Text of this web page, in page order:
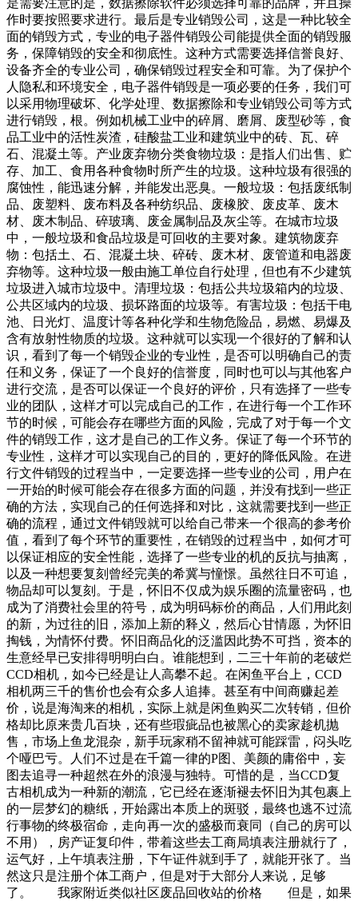
是需要注意的是，数据擦除软件必须选择可靠的品牌，并且操
作时要按照要求进行。最后是专业销毁公司，这是一种比较全
面的销毁方式，专业的电子器件销毁公司能提供全面的销毁服
务，保障销毁的安全和彻底性。这种方式需要选择信誉良好、
设备齐全的专业公司，确保销毁过程安全和可靠。为了保护个
人隐私和环境安全，电子器件销毁是一项必要的任务，我们可
以采用物理破坏、化学处理、数据擦除和专业销毁公司等方式
进行销毁，根。例如机械工业中的碎屑、磨屑、废型砂等，食
品工业中的活性炭渣，硅酸盐工业和建筑业中的砖、瓦、碎
石、混凝土等。产业废弃物分类食物垃圾：是指人们出售、贮
存、加工、食用各种食物时所产生的垃圾。这种垃圾有很强的
腐蚀性，能迅速分解，并能发出恶臭。一般垃圾：包括废纸制
品、废塑料、废布料及各种纺织品、废橡胶、废皮革、废木
材、废木制品、碎玻璃、废金属制品及灰尘等。在城市垃圾
中，一般垃圾和食品垃圾是可回收的主要对象。建筑物废弃
物：包括土、石、混凝土块、碎砖、废木材、废管道和电器废
弃物等。这种垃圾一般由施工单位自行处理，但也有不少建筑
垃圾进入城市垃圾中。清理垃圾：包括公共垃圾箱内的垃圾、
公共区域内的垃圾、损坏路面的垃圾等。有害垃圾：包括干电
池、日光灯、温度计等各种化学和生物危险品，易燃、易爆及
含有放射性物质的垃圾。这种就可以实现一个很好的了解和认
识，看到了每一个销毁企业的专业性，是否可以明确自己的责
任和义务，保证了一个良好的信誉度，同时也可以与其他客户
进行交流，是否可以保证一个良好的评价，只有选择了一些专
业的团队，这样才可以完成自己的工作，在进行每一个工作环
节的时候，可能会存在哪些方面的风险，完成了对于每一个文
件的销毁工作，这才是自己的工作义务。保证了每一个环节的
专业性，这样才可以实现自己的目的，更好的降低风险。在进
行文件销毁的过程当中，一定要选择一些专业的公司，用户在
一开始的时候可能会存在很多方面的问题，并没有找到一些正
确的方法，实现自己的任何选择和对比，这就需要找到一些正
确的流程，通过文件销毁就可以给自己带来一个很高的参考价
值，看到了每个环节的重要性，在销毁的过程当中，如何才可
以保证相应的安全性能，选择了一些专业的机的反抗与抽离，
以及一种想要复刻曾经完美的希冀与憧憬。虽然往日不可追，
物品却可以复刻。于是，怀旧不仅成为娱乐圈的流量密码，也
成为了消费社会里的符号，成为明码标价的商品，人们用此刻
的新，为过往的旧，添加上新的释义，然后心甘情愿，为怀旧
掏钱，为情怀付费。怀旧商品化的泛滥因此势不可挡，资本的
生意经早已安排得明明白白。谁能想到，二三十年前的老破烂
CCD相机，如今已经是让人高攀不起。在闲鱼平台上，CCD
相机两三千的售价也会有众多人追捧。甚至有中间商赚起差
价，说是海淘来的相机，实际上就是闲鱼购买二次转销，但价
格却比原来贵几百块，还有些瑕疵品也被黑心的卖家趁机抛
售，市场上鱼龙混杂，新手玩家稍不留神就可能踩雷，闷头吃
个哑巴亏。人们不过是在千篇一律的P图、美颜的庸俗中，妄
图去追寻一种超然在外的浪漫与独特。可惜的是，当CCD复
古相机成为一种新的潮流，它已经在逐渐褪去怀旧为其包裹上
的一层梦幻的糖纸，开始露出本质上的斑驳，最终也逃不过流
行事物的终极宿命，走向再一次的盛极而衰同（自己的房可以
不用），房产证复印件，带着这些去工商局填表注册就行了，
运气好，上午填表注册，下午证件就到手了，就能开张了。当
然这只是注册个体工商户，但是对于大部分人来说，足够
了。 我家附近类似社区废品回收站的价格 但是，如果